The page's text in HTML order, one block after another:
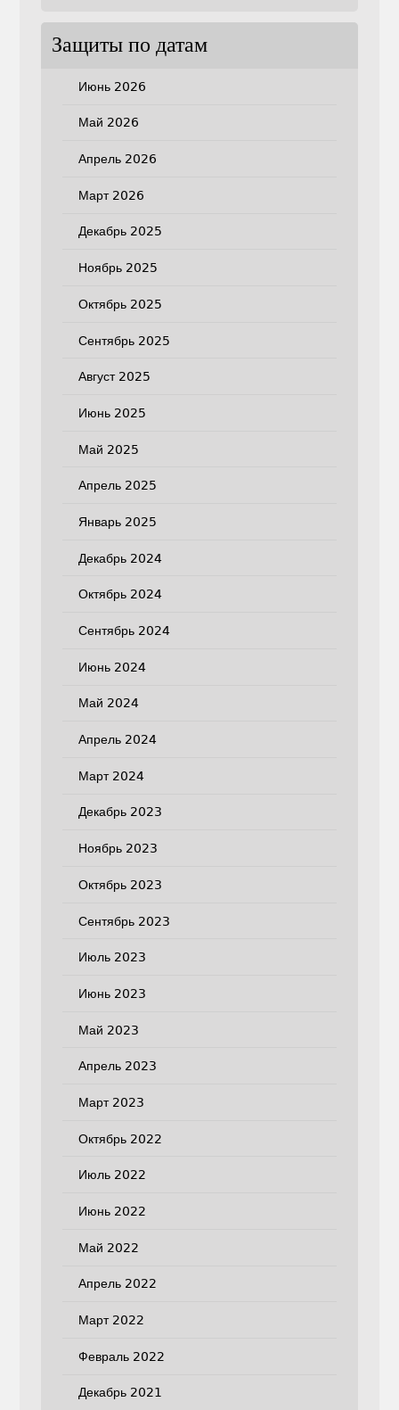
Защиты по датам
Июнь 2026
Май 2026
Апрель 2026
Март 2026
Декабрь 2025
Ноябрь 2025
Октябрь 2025
Сентябрь 2025
Август 2025
Июнь 2025
Май 2025
Апрель 2025
Январь 2025
Декабрь 2024
Октябрь 2024
Сентябрь 2024
Июнь 2024
Май 2024
Апрель 2024
Март 2024
Декабрь 2023
Ноябрь 2023
Октябрь 2023
Сентябрь 2023
Июль 2023
Июнь 2023
Май 2023
Апрель 2023
Март 2023
Октябрь 2022
Июль 2022
Июнь 2022
Май 2022
Апрель 2022
Март 2022
Февраль 2022
Декабрь 2021